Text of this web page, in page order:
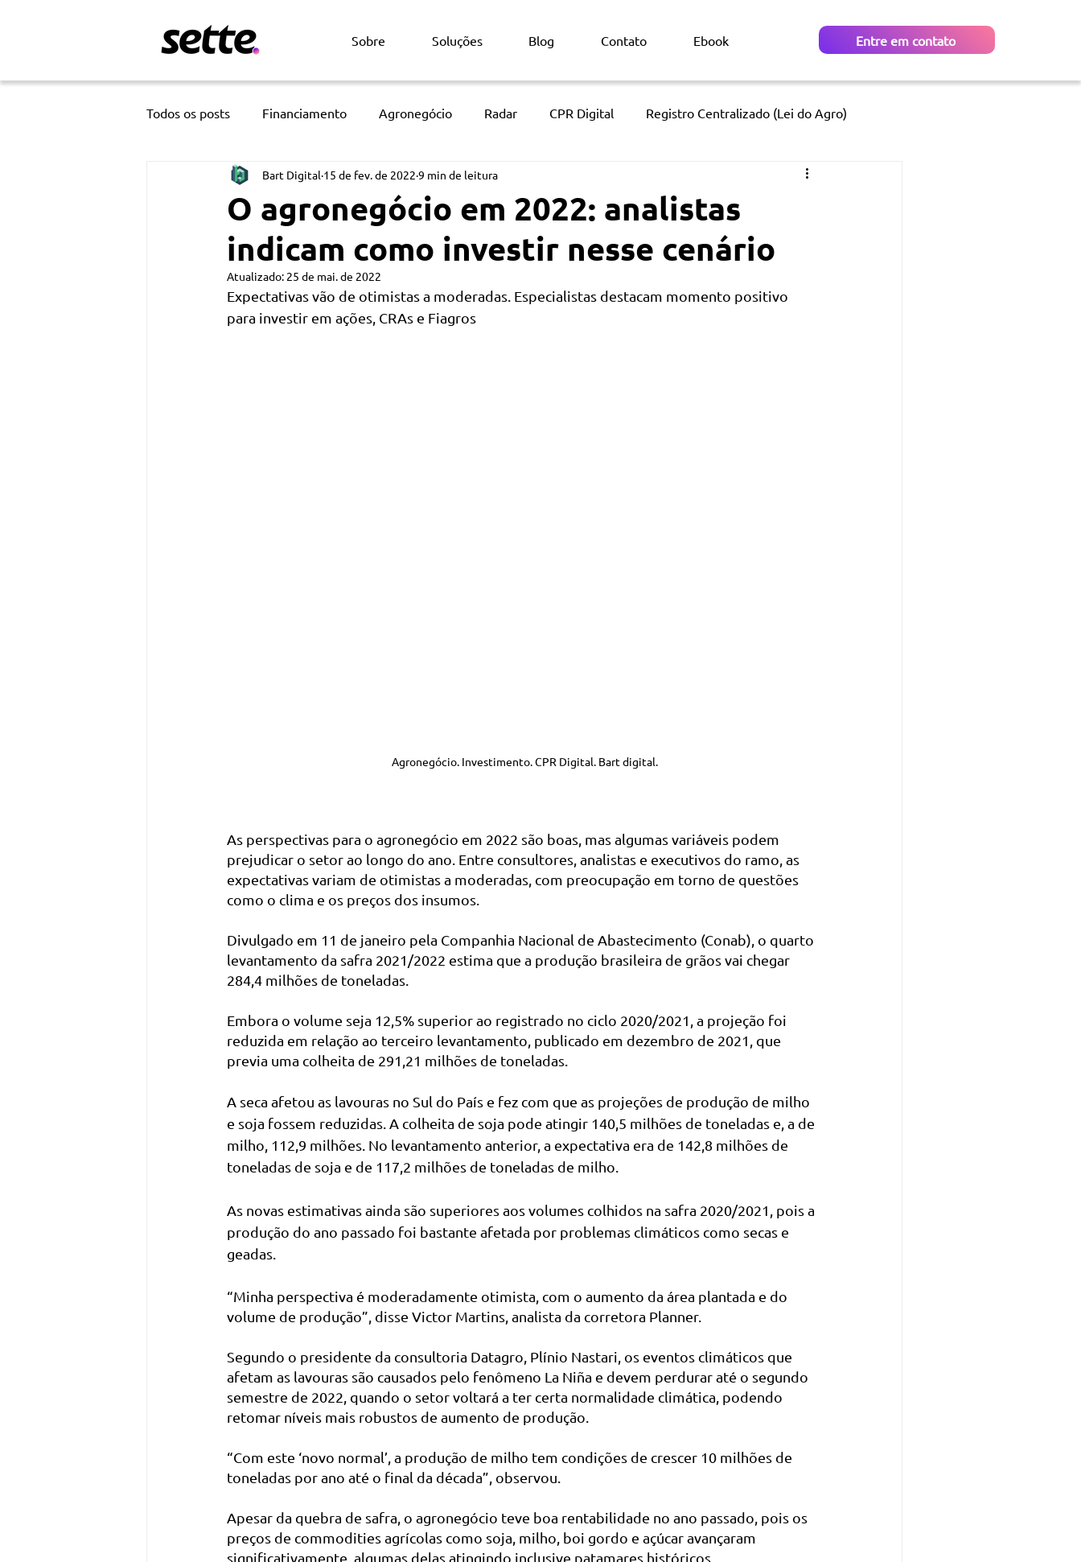
Sobre Soluções Blog Contato Ebook Entre em contato
Todos os posts Financiamento Agronegócio Radar CPR Digital Registro Centralizado (Lei do Agro)
Tecnologia Inteligência Artificial Monitoramento via satélite
O agronegócio em 2022: analistas
indicam como investir nesse cenário
Bart Digital 15 de fev. de 2022 9 min de leitura
Atualizado: 25 de mai. de 2022
Expectativas vão de otimistas a moderadas. Especialistas destacam momento positivo
para investir em ações, CRAs e Fiagros
Agronegócio. Investimento. CPR Digital. Bart digital.
As perspectivas para o agronegócio em 2022 são boas, mas algumas variáveis podem
prejudicar o setor ao longo do ano. Entre consultores, analistas e executivos do ramo, as
expectativas variam de otimistas a moderadas, com preocupação em torno de questões
como o clima e os preços dos insumos.
Divulgado em 11 de janeiro pela Companhia Nacional de Abastecimento (Conab), o quarto
levantamento da safra 2021/2022 estima que a produção brasileira de grãos vai chegar
284,4 milhões de toneladas.
Embora o volume seja 12,5% superior ao registrado no ciclo 2020/2021, a projeção foi
reduzida em relação ao terceiro levantamento, publicado em dezembro de 2021, que
previa uma colheita de 291,21 milhões de toneladas.
A seca afetou as lavouras no Sul do País e fez com que as projeções de produção de milho
e soja fossem reduzidas. A colheita de soja pode atingir 140,5 milhões de toneladas e, a de
milho, 112,9 milhões. No levantamento anterior, a expectativa era de 142,8 milhões de
toneladas de soja e de 117,2 milhões de toneladas de milho.
As novas estimativas ainda são superiores aos volumes colhidos na safra 2020/2021, pois a
produção do ano passado foi bastante afetada por problemas climáticos como secas e
geadas.
“Minha perspectiva é moderadamente otimista, com o aumento da área plantada e do
volume de produção”, disse Victor Martins, analista da corretora Planner.
Segundo o presidente da consultoria Datagro, Plínio Nastari, os eventos climáticos que
afetam as lavouras são causados pelo fenômeno La Niña e devem perdurar até o segundo
semestre de 2022, quando o setor voltará a ter certa normalidade climática, podendo
retomar níveis mais robustos de aumento de produção.
“Com este ‘novo normal’, a produção de milho tem condições de crescer 10 milhões de
toneladas por ano até o final da década”, observou.
Apesar da quebra de safra, o agronegócio teve boa rentabilidade no ano passado, pois os
preços de commodities agrícolas como soja, milho, boi gordo e açúcar avançaram
significativamente, algumas delas atingindo inclusive patamares históricos.